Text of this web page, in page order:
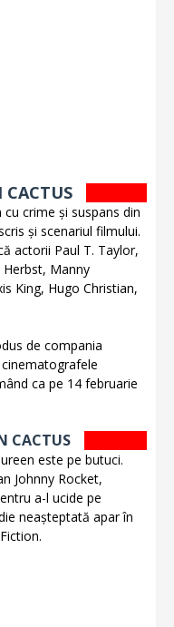
CACTUS
crime și suspans din
și scenariul filmului.
actorii Paul T. Taylor,
Herbst, Manny
King, Hugo Christian,
de compania
ca pe 14 februarie
CACTUS
este pe butuci.
Johnny Rocket,
a-l ucide pe
neașteptată apar în